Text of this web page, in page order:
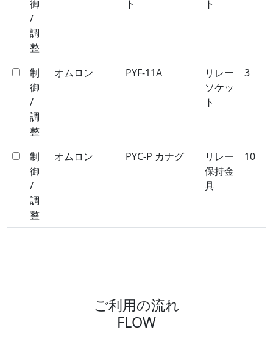
御
/
調
整
ト
ト
制
御
/
調
整
オムロン PYF-11A
リレー
ソケッ
ト
3
制
御
/
調
整
オムロン PYC-P カナグ
リレー
保持金
具
10
ご利用の流れ
FLOW